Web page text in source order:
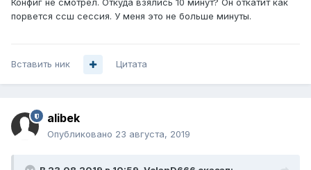
порвется ссш сессия. У меня это не больше минуты.
Вставить ник Цитата
alibek
Опубликовано 23 августа, 2019